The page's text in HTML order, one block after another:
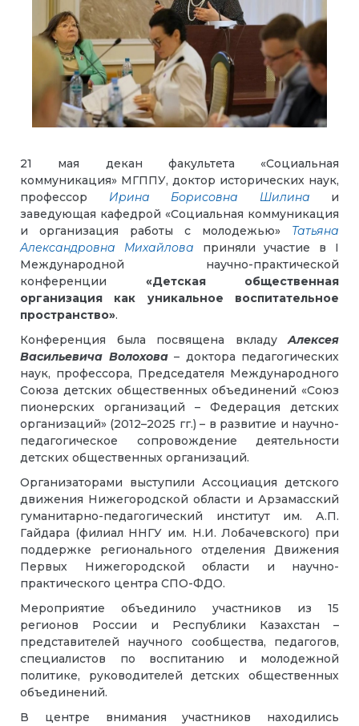
21 мая декан факультета «Социальная
коммуникация» МГППУ, доктор исторических наук,
профессор Ирина Борисовна Шилина и
заведующая кафедрой «Социальная коммуникация
и организация работы с молодежью» Татьяна
Александровна Михайлова приняли участие в I
Международной научно-практической
конференции «Детская общественная
организация как уникальное воспитательное
пространство».
Конференция была посвящена вкладуАлексея
Васильевича Волохова– доктора педагогических
наук, профессора, Председателя Международного
Союза детских общественных объединений «Союз
пионерских организаций – Федерация детских
организаций» (2012–2025 гг.) – в развитие и научно-
педагогическое сопровождение деятельности
детских общественных организаций.
Организаторами выступили Ассоциация детского
движения Нижегородской области и Арзамасский
гуманитарно-педагогический институт им. А.П.
Гайдара (филиал ННГУ им. Н.И. Лобачевского) при
поддержке регионального отделения Движения
Первых Нижегородской области и научно-
практического центра СПО-ФДО.
Мероприятие объединило участников из 15
регионов России и Республики Казахстан –
представителей научного сообщества, педагогов,
специалистов по воспитанию и молодежной
политике, руководителей детских общественных
объединений.
В центре внимания участников находились